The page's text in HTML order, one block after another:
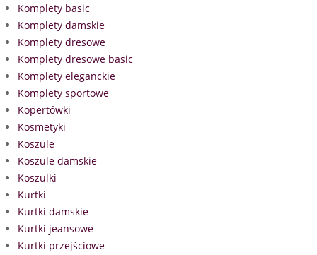
Komplety basic
Komplety damskie
Komplety dresowe
Komplety dresowe basic
Komplety eleganckie
Komplety sportowe
Kopertówki
Kosmetyki
Koszule
Koszule damskie
Koszulki
Kurtki
Kurtki damskie
Kurtki jeansowe
Kurtki przejściowe